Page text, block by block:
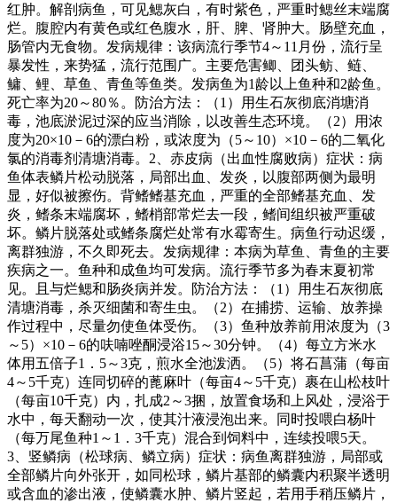
红肿。解剖病鱼，可见鳃灰白，有时紫色，严重时鳃丝末端腐
烂。腹腔内有黄色或红色腹水，肝、脾、肾肿大。肠壁充血，
肠管内无食物。发病规律：该病流行季节4～ 11 月份，流行呈
暴发性，来势猛，流行范围广。主要危害鲫、团头鲂、鲢、
鳙、鲤、草鱼、青鱼等鱼类。发病鱼为1龄以上鱼种和2龄鱼。
死亡率为20～80％。防治方法：（1 ）用生石灰彻底消塘消
毒，池底淤泥过深的应当消除，以改善生态环境。（2）用浓
度为20×10 － 6的漂白粉，或浓度为（5～ 10） ×10 － 6的二氧化
氯的消毒剂清塘消毒。 2 、赤皮病（出血性腐败病）症状：病
鱼体表鳞片松动脱落，局部出血、发炎，以腹部两侧为最明
显，好似被擦伤。背鳍鳍基充血，严重的全部鳍基充血、发
炎，鳍条末端腐坏，鳍梢部常烂去一段，鳍间组织被严重破
坏。鳞片脱落处或鳍条腐烂处常有水霉寄生。病鱼行动迟缓，
离群独游，不久即死去。发病规律：本病为草鱼、青鱼的主要
疾病之一。鱼种和成鱼均可发病。流行季节多为春末夏初常
见。且与烂鳃和肠炎病并发。防治方法：（1 ）用生石灰彻底
清塘消毒，杀灭细菌和寄生虫。（2）在捕捞、运输、放养操
作过程中，尽量勿使鱼体受伤。（3）鱼种放养前用浓度为（3
～ 5） ×10 － 6的呋喃唑酮浸浴15～30分钟。（4）每立方米水
体用五倍子1 ． 5～3克，煎水全池泼洒。（5）将石菖蒲（每亩
4～ 5千克）连同切碎的蓖麻叶（每亩4～ 5千克）裹在山松枝叶
（每亩10千克）内，扎成2 ～3捆，放置食场和上风处，浸浴于
水中，每天翻动一次，使其汁液浸泡出来。同时投喂白杨叶
（每万尾鱼种1 ～ 1 ． 3千克）混合到饲料中，连续投喂5天。
3 、竖鳞病（松球病、鳞立病）症状：病鱼离群独游，局部或
全部鳞片向外张开，如同松球，鳞片基部的鳞囊内积聚半透明
或含血的渗出液，使鳞囊水肿、鳞片竖起，若用手稍压鳞片，